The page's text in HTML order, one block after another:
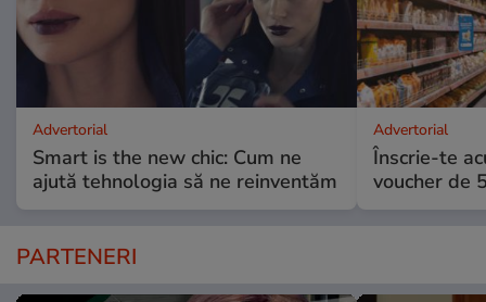
Advertorial
Smart is the new chic: Cum ne
ajută tehnologia să ne reinventăm
Advertorial
Înscrie-te
voucher de
PARTENERI